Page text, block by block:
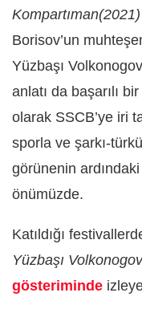
Kompartıman(2021)
Borisov’un
Yüzbaşı
anlatı da başarılı
olarak SSCB’ye iri
sporla ve şarkı-
görünenin
önümüzde.
Katıldığı
Yüzbaşı
gösteriminde